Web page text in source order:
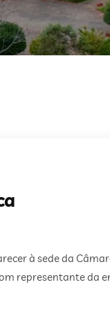
à sede da
representante da